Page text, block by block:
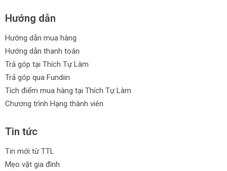
Hướng dẫn
Hướng dẫn mua hàng
Hướng dẫn thanh toán
Trả góp tại Thích Tự Làm
Trả góp qua Fundiin
Tích điểm mua hàng tại Thích Tự Làm
Chương trình Hạng thành viên
Tin tức
Tin mới từ TTL
Mẹo vặt gia đình